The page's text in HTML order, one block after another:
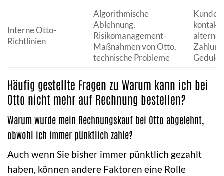
Interne Otto-
Richtlinien
Algorithmische
Ablehnung,
Risikomanagement-
Maßnahmen von Otto,
technische Probleme
Geduld
Häufig gestellte Fragen zu Warum kann ich bei
Otto nicht mehr auf Rechnung bestellen?
Warum wurde mein Rechnungskauf bei Otto abgelehnt,
obwohl ich immer pünktlich zahle?
Auch wenn Sie bisher immer pünktlich gezahlt
haben, können andere Faktoren eine Rolle